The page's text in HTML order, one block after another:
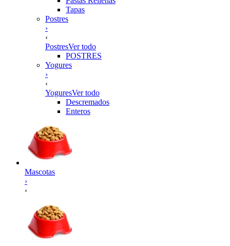
Tapas
Postres
›
‹
PostresVer todo
POSTRES
Yogures
›
‹
YoguresVer todo
Descremados
Enteros
Mascotas
›
‹